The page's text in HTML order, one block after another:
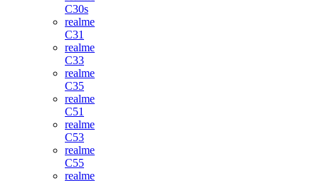
C30s
realme
C31
realme
C33
realme
C35
realme
C51
realme
C53
realme
C55
realme